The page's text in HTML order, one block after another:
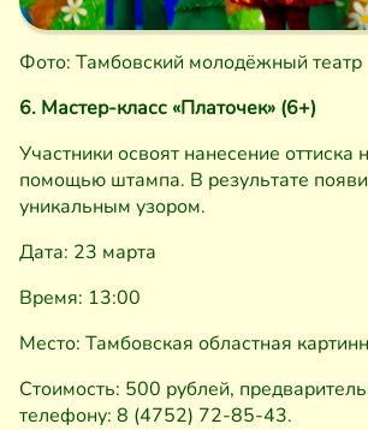
Фото: Тамбовский молодёжный театр
6. Мастер-класс «Платочек» (6+)
Участники освоят нанесение оттиска
помощью штампа. В результате
уникальным узором.
Дата: 23 марта
Время: 13:00
Место: Тамбовская областная
Стоимость: 500 рублей,
телефону: 8 (4752) 72-85-43.